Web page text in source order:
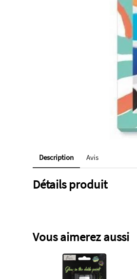
Description Avis
Détails produit
Vous aimerez aussi